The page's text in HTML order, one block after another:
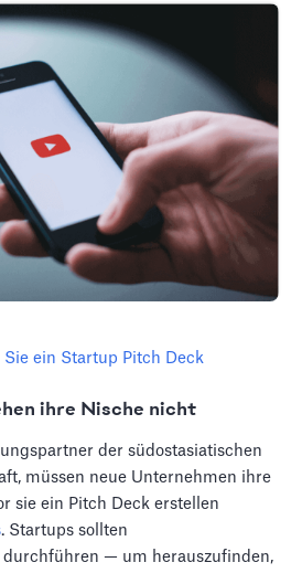
Sie ein Startup Pitch Deck
ihre Nische nicht
der südostasiatischen
müssen neue Unternehmen ihre
sie ein Pitch Deck erstellen
. Startups sollten
durchführen — um herauszufinden,